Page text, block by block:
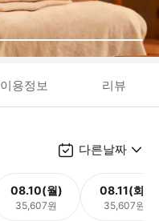
이용정보 리뷰
다른날짜
08.10(월)
35,607원
08.11(화)
35,607원